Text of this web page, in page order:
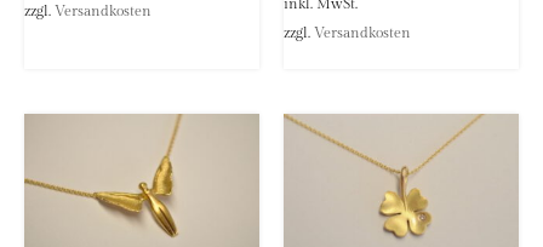
zzgl. Versandkosten
inkl. MwSt.
zzgl. Versandkosten